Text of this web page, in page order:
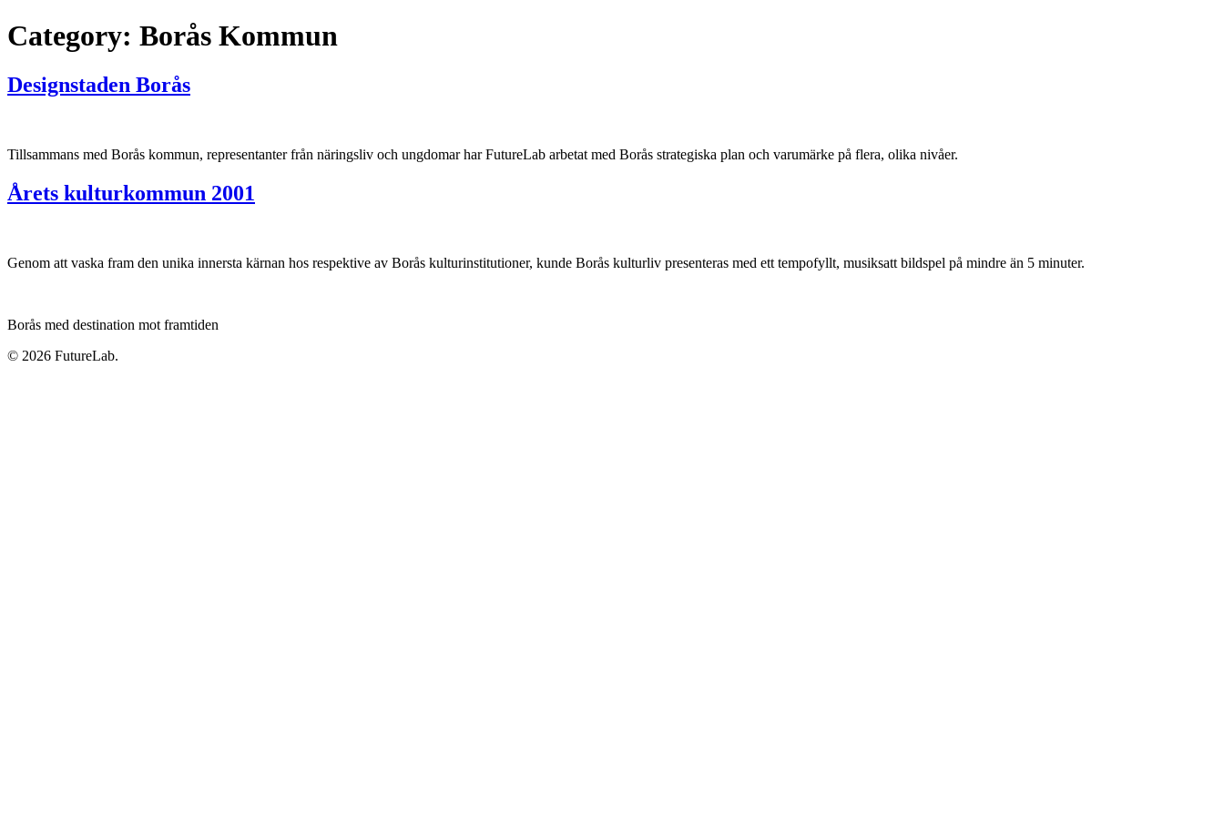
Category: Borås Kommun
Designstaden Borås
Tillsammans med Borås kommun, representanter från näringsliv och ungdomar har FutureLab arbetat med Borås strategiska plan och varumärke på flera, olika nivåer.
Årets kulturkommun 2001
Genom att vaska fram den unika innersta kärnan hos respektive av Borås kulturinstitutioner, kunde Borås kulturliv presenteras med ett tempofyllt, musiksatt bildspel på mindre än 5 minuter.
Borås med destination mot framtiden
© 2026 FutureLab.